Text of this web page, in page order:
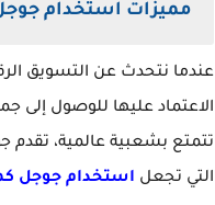
مميزات استخدام جوجل
عندما نتحدث عن التسويق
الاعتماد عليها للوصول إلى
تتمتع بشعبية عالمية، تقدم
التي تجعل استخدام جوجل